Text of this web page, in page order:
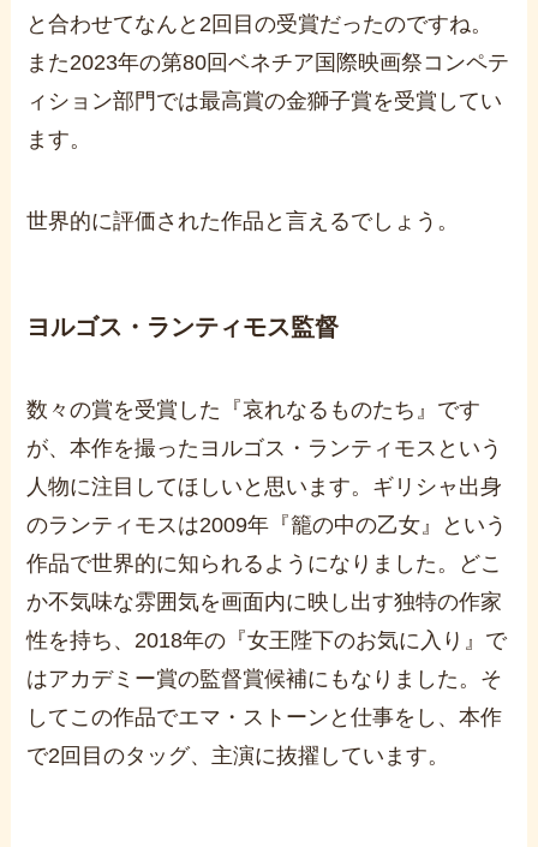
と合わせてなんと 2 回目の受賞だったのですね。
また2023年の第80回ベネチア国際映画祭コンペテ
ィション部門では最高賞の金獅子賞を受賞してい
ます。
世界的に評価された作品と言えるでしょう。
ヨルゴス・ランティモス監督
数々の賞を受賞した『哀れなるものたち』です
が、本作を撮ったヨルゴス・ランティモスという
人物に注目してほしいと思います。ギリシャ出身
のランティモスは2009年『籠の中の乙女』という
作品で世界的に知られるようになりました。どこ
か不気味な雰囲気を画面内に映し出す独特の作家
性を持ち、 2018年の『女王陛下のお気に入り』で
はアカデミー賞の監督賞候補にもなりました。そ
してこの作品でエマ・ストーンと仕事をし、本作
で2回目のタッグ、主演に抜擢しています。